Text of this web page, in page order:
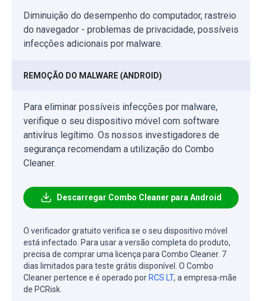
Diminuição do desempenho do computador, rastreio
do navegador - problemas de privacidade, possíveis
infecções adicionais por malware.
REMOÇÃO DO MALWARE (ANDROID)
Para eliminar possíveis infecções por malware,
verifique o seu dispositivo móvel com software
antivírus legítimo. Os nossos investigadores de
segurança recomendam a utilização do Combo
Cleaner.
Descarregar Combo Cleaner para Android
O verificador gratuito verifica se o seu dispositivo móvel
está infectado. Para usar a versão completa do produto,
precisa de comprar uma licença para Combo Cleaner. 7
dias limitados para teste grátis disponível. O Combo
Cleaner pertence e é operado porRCS LT, a empresa-mãe
de PCRisk.